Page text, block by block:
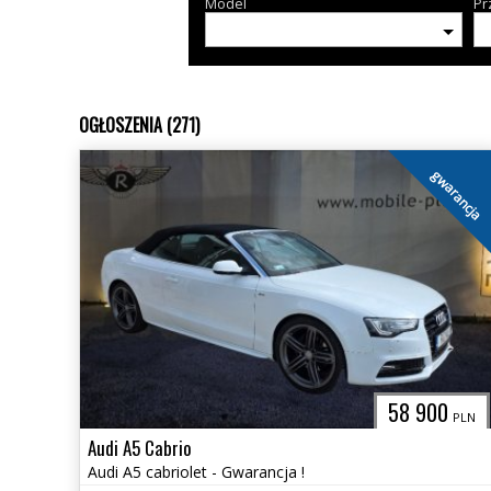
Model
OGŁOSZENIA (271)
58 900 PLN
gwarancja
Audi A5 Cabrio
Audi A5 cabriolet - Gwarancja !